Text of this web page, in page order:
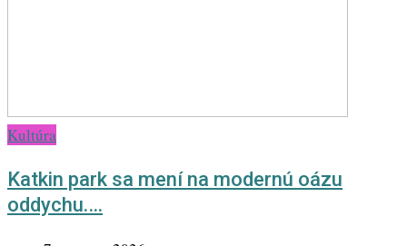
Kultúra
Katkin park sa mení na modernú oázu
oddychu.…